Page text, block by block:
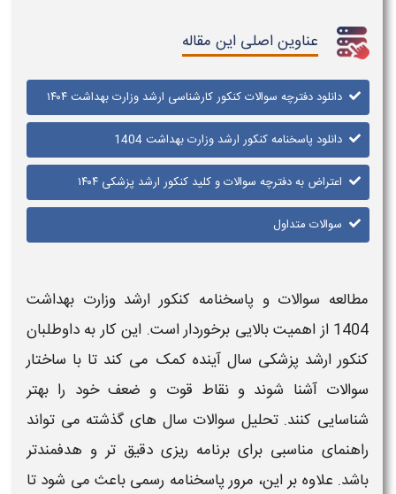
عناوین اصلی این مقاله
دانلود دفترچه سوالات کنکور کارشناسی ارشد وزارت بهداشت ۱۴۰۴
دانلود پاسخنامه کنکور ارشد وزارت بهداشت 1404
اعتراض به دفترچه سوالات و کلید کنکور ارشد پزشکی ۱۴۰۴
سوالات متداول
مطالعه سوالات و پاسخنامه کنکور ارشد وزارت بهداشت
1404 از اهمیت بالایی برخوردار است. این کار به داوطلبان
کنکور ارشد پزشکی سال آینده کمک می کند تا با ساختار
سوالاتآشنا شوند و نقاط قوت و ضعف خود را بهتر
شناسایی کنند. تحلیل سوالات سال های گذشته می تواند
راهنمای مناسبی برای برنامه ریزی دقیق تر و هدفمندتر
باشد. علاوه بر این، مرورپاسخنامه رسمی باعث می شود تا